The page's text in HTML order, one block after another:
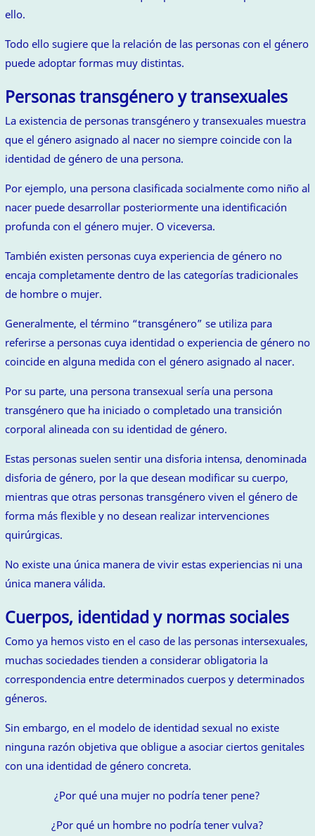
ello.
Todo ello sugiere que la relación de las personas con el género
puede adoptar formas muy distintas.
Personas transgénero y transexuales
La existencia de personas transgénero y transexuales muestra
que el género asignado al nacer no siempre coincide con la
identidad de género de una persona.
Por ejemplo, una persona clasificada socialmente como niño al
nacer puede desarrollar posteriormente una identificación
profunda con el género mujer. O viceversa.
También existen personas cuya experiencia de género no
encaja completamente dentro de las categorías tradicionales
de hombre o mujer.
Generalmente, el término “transgénero” se utiliza para
referirse a personas cuya identidad o experiencia de género no
coincide en alguna medida con el género asignado al nacer.
Por su parte, una persona transexual sería una persona
transgénero que ha iniciado o completado una transición
corporal alineada con su identidad de género.
Estas personas suelen sentir una disforia intensa, denominada
disforia de género, por la que desean modificar su cuerpo,
mientras que otras personas transgénero viven el género de
forma más flexible y no desean realizar intervenciones
quirúrgicas.
No existe una única manera de vivir estas experiencias ni una
única manera válida.
Cuerpos, identidad y normas sociales
Como ya hemos visto en el caso de las personas intersexuales,
muchas sociedades tienden a considerar obligatoria la
correspondencia entre determinados cuerpos y determinados
géneros.
Sin embargo, en el modelo de identidad sexual no existe
ninguna razón objetiva que obligue a asociar ciertos genitales
con una identidad de género concreta.
¿Por qué una mujer no podría tener pene?
¿Por qué un hombre no podría tener vulva?